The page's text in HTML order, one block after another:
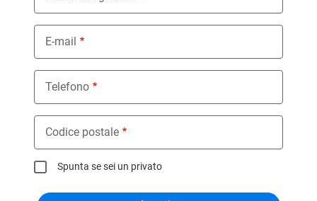
E-mail
Telefono
Codice postale
Spunta se sei un privato